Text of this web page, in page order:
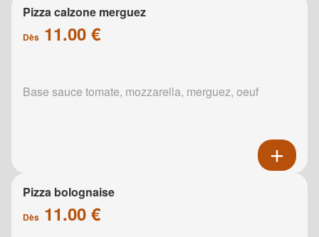
Pizza calzone merguez
Dès 11.00 €
Base sauce tomate, mozzarella, merguez, oeuf
Pizza bolognaise
Dès 11.00 €